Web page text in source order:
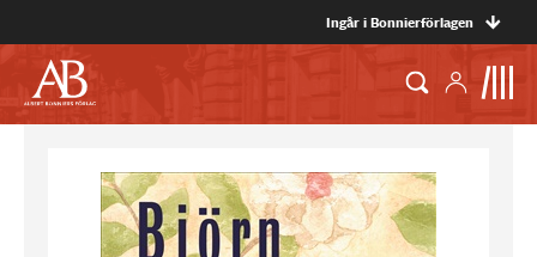
Ingår i Bonnierförlagen